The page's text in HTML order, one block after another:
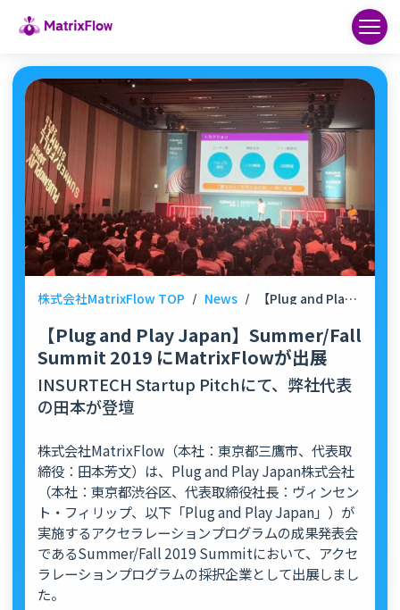
株式会社MatrixFlow TOP / News / 【Plug and Play Japan】Summer/Fall Summit 2019 にMatrixFlowが出展
【Plug and Play Japan】Summer/Fall
Summit 2019 にMatrixFlowが出展
INSURTECH Startup Pitchにて、弊社代表
の田本が登壇
株式会社MatrixFlow（本社：東京都三鷹市、代表取
締役：田本芳文）は、Plug and Play Japan株式会社
（本社：東京都渋谷区、代表取締役社長：ヴィンセン
ト・フィリップ、以下「Plug and Play Japan」）が
実施するアクセラレーションプログラムの成果発表会
であるSummer/Fall 2019 Summitにおいて、アクセ
ラレーションプログラムの採択企業として出展しまし
た。